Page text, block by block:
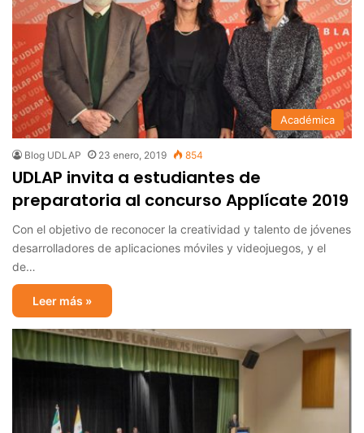
Académica
Blog UDLAP 23 enero, 2019 854
UDLAP invita a estudiantes de
preparatoria al concurso Applícate 2019
Con el objetivo de reconocer la creatividad y talento de jóvenes
desarrolladores de aplicaciones móviles y videojuegos, y el
de…
Leer más »